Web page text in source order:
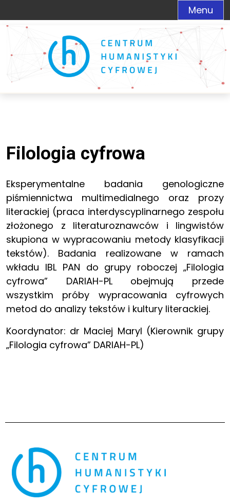
Menu
Filologia cyfrowa
Eksperymentalne badania genologiczne
piśmiennictwa multimedialnego oraz prozy
literackiej (praca interdyscyplinarnego zespołu
złożonego z literaturoznawców i lingwistów
skupiona w wypracowaniu metody klasyfikacji
tekstów). Badania realizowane w ramach
wkładu IBL PAN do grupy roboczej „Filologia
cyfrowa” DARIAH-PL obejmują przede
wszystkim próby wypracowania cyfrowych
metod do analizy tekstów i kultury literackiej.
Koordynator: dr Maciej Maryl (Kierownik grupy
„Filologia cyfrowa” DARIAH-PL)